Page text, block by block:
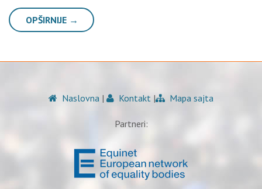
OPŠIRNIJE →
Naslovna | Kontakt | Mapa sajta
Partneri: